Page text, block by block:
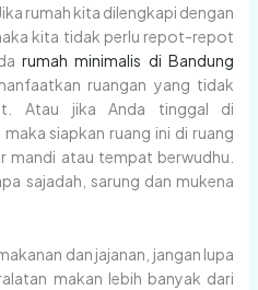
rumah kita dilengkapi dengan
kita tidak perlu repot-repot
rumah minimalis di Bandung
ruangan yang tidak
Atau jika Anda tinggal di
, maka siapkan ruang ini di ruang
mandi atau tempat berwudhu.
sajadah, sarung dan mukena
dan jajanan, jangan lupa
makan lebih banyak dari